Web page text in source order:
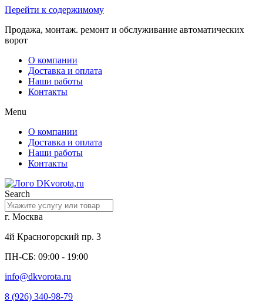
Перейти к содержимому
Продажа, монтаж. ремонт и обслуживание автоматических
ворот
О компании
Доставка и оплата
Наши работы
Контакты
Menu
О компании
Доставка и оплата
Наши работы
Контакты
Search
г. Москва
4й Красногорский пр. 3
ПН-СБ: 09:00 - 19:00
info@dkvorota.ru
8 (926) 340-98-79